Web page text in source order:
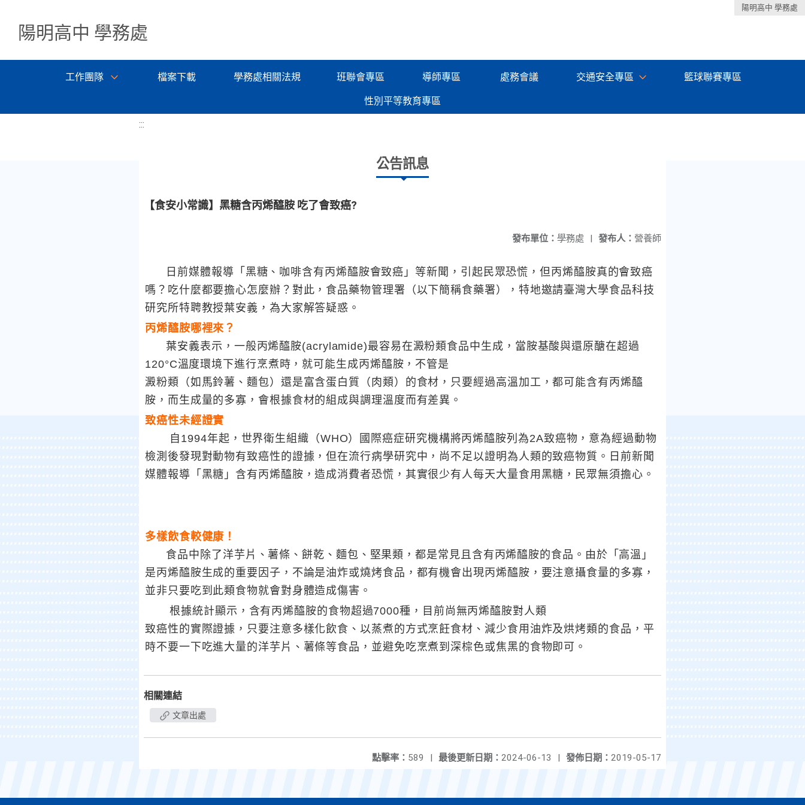
陽明高中 學務處
陽明高中 學務處
工作團隊 檔案下載 學務處相關法規 班聯會專區 導師專區 處務會議 交通安全專區 籃球聯賽專區
性別平等教育專區
:::
公告訊息
【食安小常識】黑糖含丙烯醯胺 吃了會致癌?
發布人： 營養師
發布單位： 學務處 |
日前媒體報導「黑糖、咖啡含有丙烯醯胺會致癌」等新聞，引起民眾恐慌，但丙烯醯胺真的會致癌
嗎？吃什麼都要擔心怎麼辦？對此，食品藥物管理署（以下簡稱食藥署），特地邀請臺灣大學食品科技
研究所特聘教授葉安義，為大家解答疑惑。
丙烯醯胺哪裡來？
葉安義表示，一般丙烯醯胺(acrylamide)最容易在澱粉類食品中生成，當胺基酸與還原醣在超過
120°C溫度環境下進行烹煮時，就可能生成丙烯醯胺，不管是
澱粉類（如馬鈴薯、麵包）還是富含蛋白質（肉類）的食材，只要經過高溫加工，都可能含有丙烯醯
胺，而生成量的多寡，會根據食材的組成與調理溫度而有差異。
致癌性未經證實
自1994年起，世界衛生組織（WHO）國際癌症研究機構將丙烯醯胺列為2A致癌物，意為經過動物
檢測後發現對動物有致癌性的證據，但在流行病學研究中，尚不足以證明為人類的致癌物質。日前新聞
媒體報導「黑糖」含有丙烯醯胺，造成消費者恐慌，其實很少有人每天大量食用黑糖，民眾無須擔心。
多樣飲食較健康！
食品中除了洋芋片、薯條、餅乾、麵包、堅果類，都是常見且含有丙烯醯胺的食品。由於「高溫」
是丙烯醯胺生成的重要因子，不論是油炸或燒烤食品，都有機會出現丙烯醯胺，要注意攝食量的多寡，
並非只要吃到此類食物就會對身體造成傷害。
根據統計顯示，含有丙烯醯胺的食物超過7000種，目前尚無丙烯醯胺對人類
致癌性的實際證據，只要注意多樣化飲食、以蒸煮的方式烹飪食材、減少食用油炸及烘烤類的食品，平
時不要一下吃進大量的洋芋片、薯條等食品，並避免吃烹煮到深棕色或焦黑的食物即可。
相關連結
文章出處
發佈日期： 2019-05-17
最後更新日期： 2024-06-13 |
點擊率： 589 |